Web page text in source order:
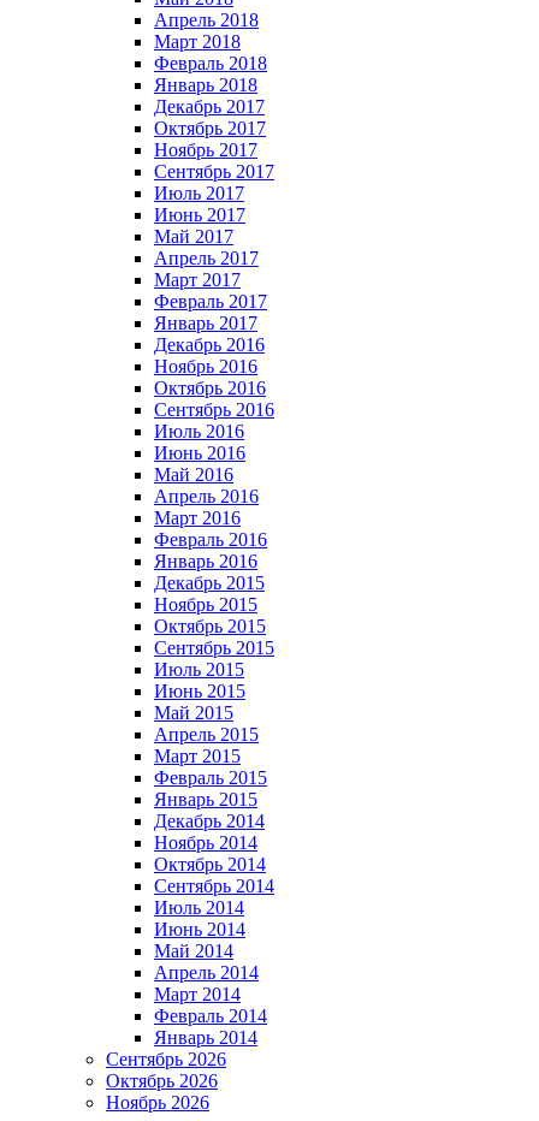
Апрель 2018
Март 2018
Февраль 2018
Январь 2018
Декабрь 2017
Октябрь 2017
Ноябрь 2017
Сентябрь 2017
Июль 2017
Июнь 2017
Май 2017
Апрель 2017
Март 2017
Февраль 2017
Январь 2017
Декабрь 2016
Ноябрь 2016
Октябрь 2016
Сентябрь 2016
Июль 2016
Июнь 2016
Май 2016
Апрель 2016
Март 2016
Февраль 2016
Январь 2016
Декабрь 2015
Ноябрь 2015
Октябрь 2015
Сентябрь 2015
Июль 2015
Июнь 2015
Май 2015
Апрель 2015
Март 2015
Февраль 2015
Январь 2015
Декабрь 2014
Ноябрь 2014
Октябрь 2014
Сентябрь 2014
Июль 2014
Июнь 2014
Май 2014
Апрель 2014
Март 2014
Февраль 2014
Январь 2014
Сентябрь 2026
Октябрь 2026
Ноябрь 2026